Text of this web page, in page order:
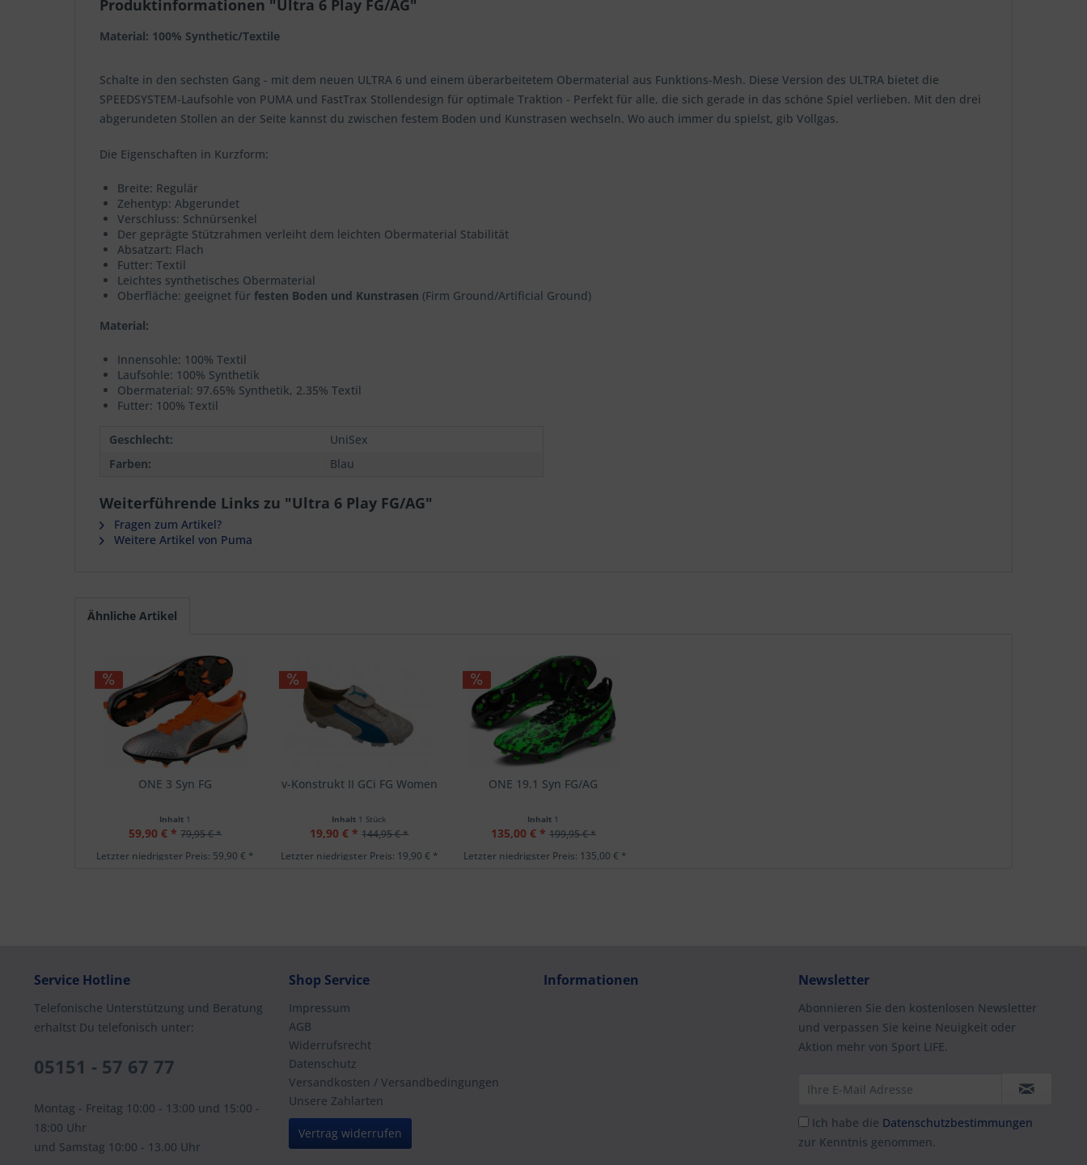
Produktinformationen "Ultra 6 Play FG/AG"
Material: 100% Synthetic/Textile
Schalte in den sechsten Gang - mit dem neuen ULTRA 6 und einem überarbeitetem Obermaterial aus Funktions-Mesh. Diese Version des ULTRA bietet die
SPEEDSYSTEM-Laufsohle von PUMA und FastTrax Stollendesign für optimale Traktion - Perfekt für alle, die sich gerade in das schöne Spiel verlieben. Mit den drei
abgerundeten Stollen an der Seite kannst du zwischen festem Boden und Kunstrasen wechseln. Wo auch immer du spielst, gib Vollgas.
Die Eigenschaften in Kurzform:
Breite: Regulär
Zehentyp: Abgerundet
Verschluss: Schnürsenkel
Der geprägte Stützrahmen verleiht dem leichten Obermaterial Stabilität
Absatzart: Flach
Futter: Textil
Leichtes synthetisches Obermaterial
Oberfläche: geeignet für festen Boden und Kunstrasen (Firm Ground/Artificial Ground)
Material:
Innensohle: 100% Textil
Laufsohle: 100% Synthetik
Obermaterial: 97.65% Synthetik, 2.35% Textil
Futter: 100% Textil
Geschlecht:
UniSex
Farben:
Blau
Weiterführende Links zu "Ultra 6 Play FG/AG"
Fragen zum Artikel?
Weitere Artikel von Puma
Ähnliche Artikel
ONE 3 Syn FG
Inhalt 1
59,90 € * 79,95 € *
Letzter niedrigster Preis: 59,90 € *
v-Konstrukt II GCi FG Women
Inhalt 1 Stück
19,90 € * 144,95 € *
Letzter niedrigster Preis: 19,90 € *
ONE 19.1 Syn FG/AG
Inhalt 1
135,00 € * 199,95 € *
Letzter niedrigster Preis: 135,00 € *
Service Hotline
Telefonische Unterstützung und Beratung
erhaltst Du telefonisch unter:
05151 - 57 67 77
Montag - Freitag 10:00 - 13:00 und 15:00 -
18:00 Uhr
und Samstag 10:00 - 13.00 Uhr
Shop Service
Impressum
AGB
Widerrufsrecht
Datenschutz
Versandkosten / Versandbedingungen
Unsere Zahlarten
Vertrag widerrufen
Informationen Newsletter
Abonnieren Sie den kostenlosen Newsletter
und verpassen Sie keine Neuigkeit oder
Aktion mehr von Sport LIFE.
Ich habe die Datenschutzbestimmungen
zur Kenntnis genommen.